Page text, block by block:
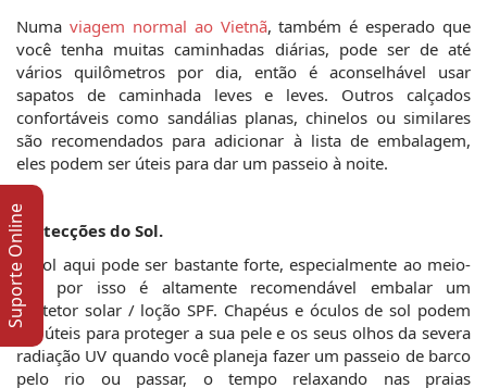
Numa viagem normal ao Vietnã, também é esperado que
você tenha muitas caminhadas diárias, pode ser de até
vários quilômetros por dia, então é aconselhável usar
sapatos de caminhada leves e leves. Outros calçados
confortáveis como sandálias planas, chinelos ou similares
são recomendados para adicionar à lista de embalagem,
eles podem ser úteis para dar um passeio à noite.
Protecções do Sol.
O sol aqui pode ser bastante forte, especialmente ao meio-
dia, por isso é altamente recomendável embalar um
protetor solar / loção SPF. Chapéus e óculos de sol podem
ser úteis para proteger a sua pele e os seus olhos da severa
radiação UV quando você planeja fazer um passeio de barco
pelo rio ou passar, o tempo relaxando nas praias
Suporte Online